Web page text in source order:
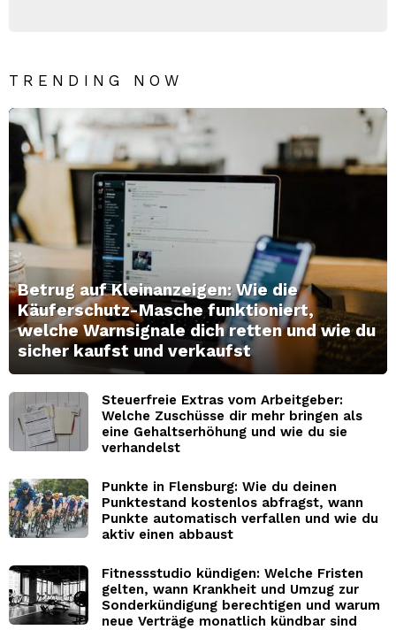
TRENDING NOW
Betrug auf Kleinanzeigen: Wie die
Käuferschutz-Masche funktioniert,
welche Warnsignale dich retten und wie du
sicher kaufst und verkaufst
Steuerfreie Extras vom Arbeitgeber:
Welche Zuschüsse dir mehr bringen als
eine Gehaltserhöhung und wie du sie
verhandelst
Punkte in Flensburg: Wie du deinen
Punktestand kostenlos abfragst, wann
Punkte automatisch verfallen und wie du
aktiv einen abbaust
Fitnessstudio kündigen: Welche Fristen
gelten, wann Krankheit und Umzug zur
Sonderkündigung berechtigen und warum
neue Verträge monatlich kündbar sind